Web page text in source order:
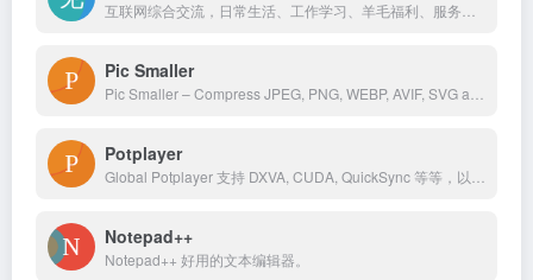
Pic Smaller
Potplayer
Notepad++
Notepad++ 好用的文本编辑器。